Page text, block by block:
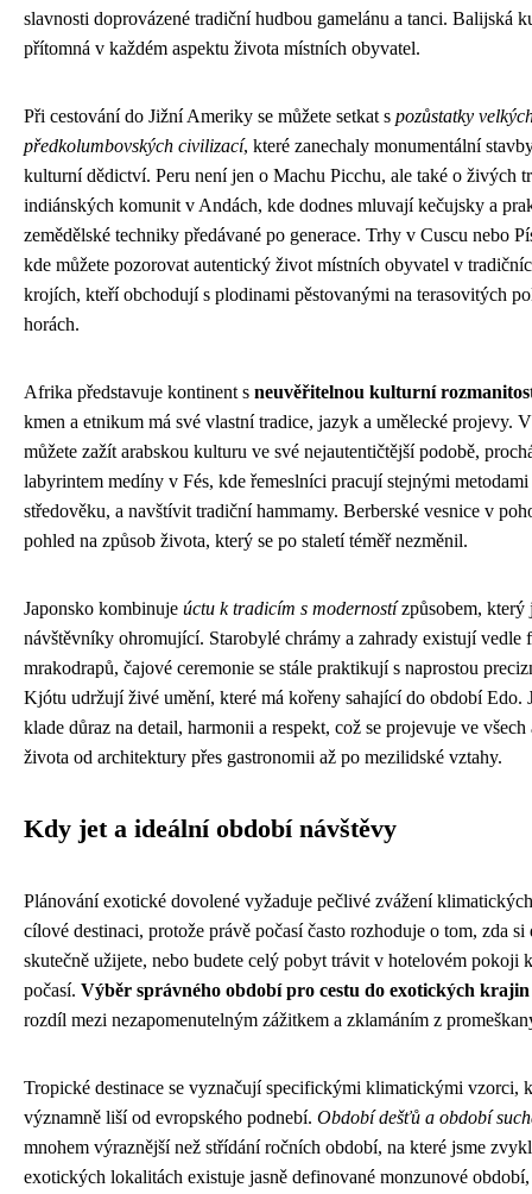
slavnosti doprovázené tradiční hudbou gamelánu a tanci. Balijská
přítomná v každém aspektu života místních obyvatel.
Při cestování do Jižní Ameriky se můžete setkat s pozůstatky
předkolumbovských civilizací, které zanechaly monumentální
kulturní dědictví. Peru není jen o Machu Picchu, ale také o živých
indiánských komunit v Andách, kde dodnes mluvají kečujsky a
zemědělské techniky předávané po generace. Trhy v Cuscu nebo
kde můžete pozorovat autentický život místních obyvatel v
krojích, kteří obchodují s plodinami pěstovanými na terasovitých
horách.
Afrika představuje kontinent s neuvěřitelnou kulturní
kmen a etnikum má své vlastní tradice, jazyk a umělecké projevy.
můžete zažít arabskou kulturu ve své nejautentičtější podobě,
labyrintem medíny v Fés, kde řemeslníci pracují stejnými
středověku, a navštívit tradiční hammamy. Berberské vesnice v
pohled na způsob života, který se po staletí téměř nezměnil.
Japonsko kombinuje úctu k tradicím s modernostízpůsobem, který
návštěvníky ohromující. Starobylé chrámy a zahrady existují vedle
mrakodrapů, čajové ceremonie se stále praktikují s naprostou
Kjótu udržují živé umění, které má kořeny sahající do období Edo.
klade důraz na detail, harmonii a respekt, což se projevuje ve všech
života od architektury přes gastronomii až po mezilidské vztahy.
Kdy jet a ideální období návštěvy
Plánování exotické dovolené vyžaduje pečlivé zvážení
cílové destinaci, protože právě počasí často rozhoduje o tom, zda si
skutečně užijete, nebo budete celý pobyt trávit v hotelovém pokoji
počasí. Výběr správného období pro cestu do exotických krajin
rozdíl mezi nezapomenutelným zážitkem a zklamáním z
Tropické destinace se vyznačují specifickými klimatickými vzorci,
významně liší od evropského podnebí. Období dešťů a období
mnohem výraznější než střídání ročních období, na které jsme
exotických lokalitách existuje jasně definované monzunové